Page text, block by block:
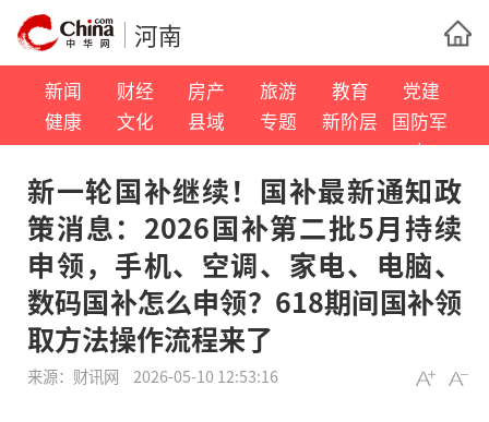
河南
新闻 财经 房产 旅游 教育
党建
健康
文化 县域 专题 新阶层
国防军
事
新一轮国补继续！国补最新通知政
策消息：2026国补第二批5月持续
申领，手机、空调、家电、电脑、
数码国补怎么申领？618期间国补领
取方法操作流程来了
来源： 财讯网 2026-05-10 12:53:16